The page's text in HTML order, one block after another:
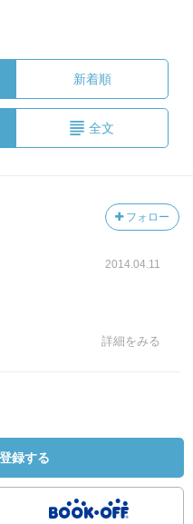
新着順
全文
フォロー
2014.04.11
詳細をみる
録する